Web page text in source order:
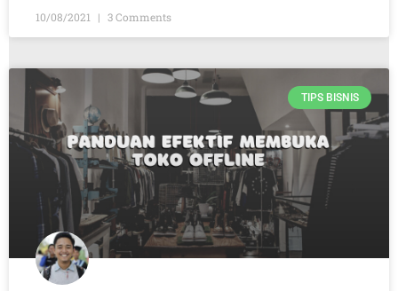
10/08/2021 3 Comments
TIPS BISNIS